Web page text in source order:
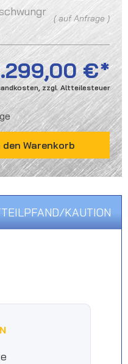
€
zzgl. Altteilesteuer
auf Anfrage
GEWÜNSCHTEN
den Warenkorb
KAUTION